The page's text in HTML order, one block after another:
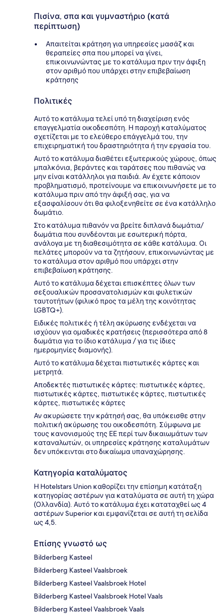
Πισίνα, σπα και γυμναστήριο (κατά
περίπτωση)
Απαιτείται κράτηση για υπηρεσίες μασάζ και
θεραπείες σπα που μπορεί να γίνει,
επικοινωνώντας με το κατάλυμα πριν την άφιξη
στον αριθμό που υπάρχει στην επιβεβαίωση
κράτησης
Πολιτικές
Αυτό το κατάλυμα τελεί υπό τη διαχείριση ενός
επαγγελματία οικοδεσπότη. Η παροχή καταλύματος
σχετίζεται με το ελεύθερο επάγγελμά του, την
επιχειρηματική του δραστηριότητα ή την εργασία του.
Αυτό το κατάλυμα διαθέτει εξωτερικούς χώρους, όπως
μπαλκόνια, βεράντες και ταράτσες που πιθανώς να
μην είναι κατάλληλοι για παιδιά. Αν έχετε κάποιον
προβληματισμό, προτείνουμε να επικοινωνήσετε με το
κατάλυμα πριν από την άφιξή σας, για να
εξασφαλίσουν ότι θα φιλοξενηθείτε σε ένα κατάλληλο
δωμάτιο.
Στο κατάλυμα πιθανόν να βρείτε διπλανά δωμάτια/
δωμάτια που συνδέονται με εσωτερική πόρτα,
ανάλογα με τη διαθεσιμότητα σε κάθε κατάλυμα. Οι
πελάτες μπορούν να τα ζητήσουν, επικοινωνώντας με
το κατάλυμα στον αριθμό που υπάρχει στην
επιβεβαίωση κράτησης.
Αυτό το κατάλυμα δέχεται επισκέπτες όλων των
σεξουαλικών προσανατολισμών και φυλετικών
ταυτοτήτων (φιλικό προς τα μέλη της κοινότητας
LGBTQ+).
Ειδικές πολιτικές ή τέλη ακύρωσης ενδέχεται να
ισχύουν για ομαδικές κρατήσεις (περισσότερα από 8
δωμάτια για το ίδιο κατάλυμα / για τις ίδιες
ημερομηνίες διαμονής).
Αυτό το κατάλυμα δέχεται πιστωτικές κάρτες και
μετρητά.
Αποδεκτές πιστωτικές κάρτες: πιστωτικές κάρτες,
πιστωτικές κάρτες, πιστωτικές κάρτες, πιστωτικές
κάρτες, πιστωτικές κάρτες
Αν ακυρώσετε την κράτησή σας, θα υπόκεισθε στην
πολιτική ακύρωσης του οικοδεσπότη. Σύμφωνα με
τους κανονισμούς της ΕΕ περί των δικαιωμάτων των
καταναλωτών, οι υπηρεσίες κράτησης καταλυμάτων
δεν υπόκεινται στο δικαίωμα υπαναχώρησης.
Κατηγορία καταλύματος
Η Hotelstars Union καθορίζει την επίσημη κατάταξη
κατηγορίας αστέρων για καταλύματα σε αυτή τη χώρα
(Ολλανδία). Αυτό το κατάλυμα έχει καταταχθεί ως 4
αστέρων Superior και εμφανίζεται σε αυτή τη σελίδα
ως 4,5.
Επίσης γνωστό ως
Bilderberg Kasteel
Bilderberg Kasteel Vaalsbroek
Bilderberg Kasteel Vaalsbroek Hotel
Bilderberg Kasteel Vaalsbroek Hotel Vaals
Bilderberg Kasteel Vaalsbroek Vaals